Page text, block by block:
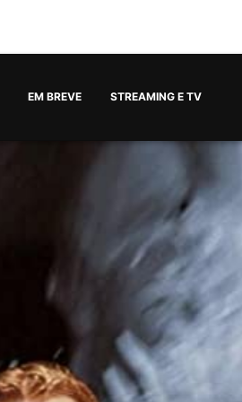
EM BREVE STREAMING E TV